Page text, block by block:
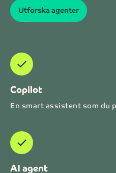
Utforska agenter
Check
Copilot
En smart assistent som du
check
AI agent